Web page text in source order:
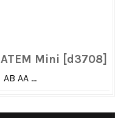
Mini [d3708]
AA ...